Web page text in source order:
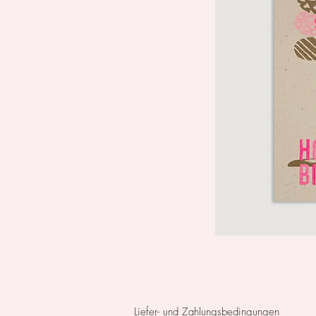
Liefer- und Zahlungsbedingungen